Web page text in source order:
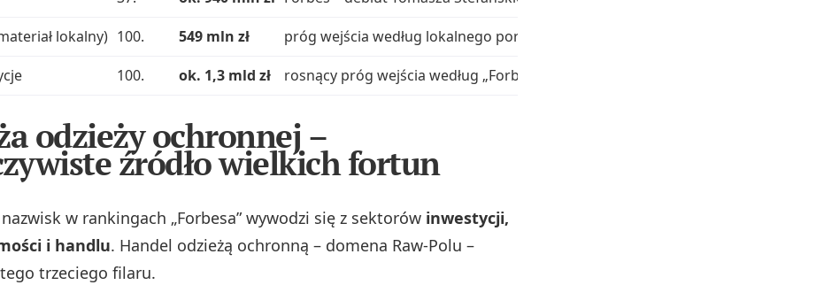
lokalny) 100. 549 mln zł
próg wejścia według lokalnego portalu
100. ok. 1,3 mld zł rosnący próg wejścia według „Forbesa”
odzieży ochronnej –
źródło wielkich fortun
w rankingach „Forbesa” wywodzi się z sektorów inwestycji,
i handlu. Handel odzieżą ochronną – domena Raw-Polu –
trzeciego filaru.